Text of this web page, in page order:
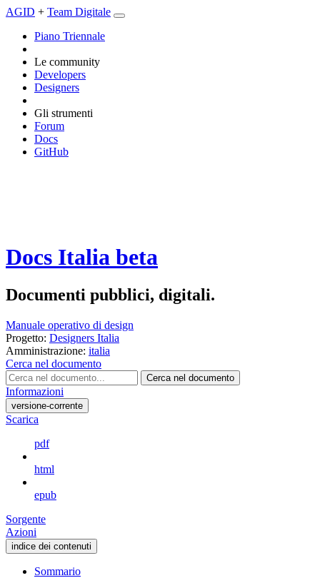
AGID + Team Digitale
Piano Triennale
Le community
Developers
Designers
Gli strumenti
Forum
Docs
GitHub
Docs Italia beta
Documenti pubblici, digitali.
Manuale operativo di design
Progetto: Designers Italia
Amministrazione: italia
Cerca nel documento
Cerca nel documento
Informazioni
versione-corrente
Scarica
pdf
html
epub
Sorgente
Azioni
indice dei contenuti
Sommario